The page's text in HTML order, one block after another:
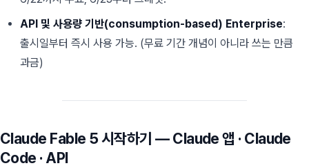
API 및 사용량 기반(consumption-based) Enterprise:
출시일부터 즉시 사용 가능. (무료 기간 개념이 아니라 쓰는 만큼
과금)
Claude Fable 5 시작하기 — Claude 앱 · Claude
Code · API